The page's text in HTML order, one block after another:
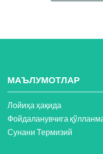
МАЪЛУМОТЛАР
Лойиҳа ҳақида
Фойдаланувчига
Сунани Термизий